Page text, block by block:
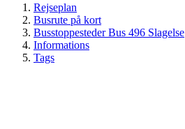
Rejseplan
Busrute på kort
Busstoppesteder Bus 496 Slagelse
Informations
Tags